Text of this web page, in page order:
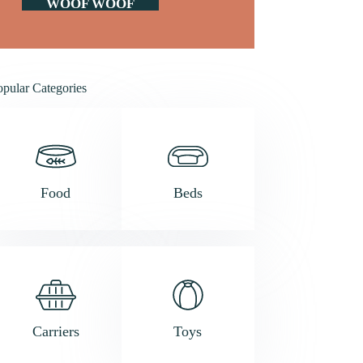
WOOF WOOF
Categories
Food Beds
Carriers Toys